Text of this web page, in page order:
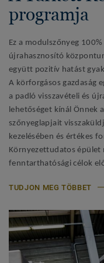
programja
Ez a modulszőnyeg
újrahasznosító
együtt pozitív hatást
A körforgásos gazdaság
a padló visszavételi és
lehetőséget kínál Önnek
szőnyeglapjait
kezelésében és értékes
Környezettudatos épület
fenntarthatósági célok
TUDJON MEG TÖBBET